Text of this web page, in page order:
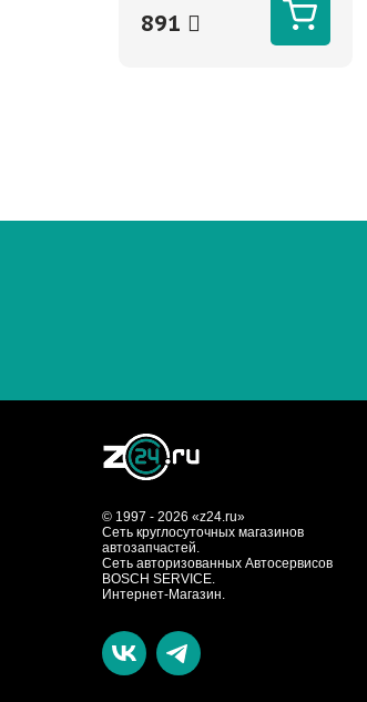
891
© 1997 - 2026 «z24.ru»
Cеть круглосуточных магазинов
автозапчастей.
Сеть авторизованных Автосервисов
BOSCH SERVICE.
Интернет-Магазин.